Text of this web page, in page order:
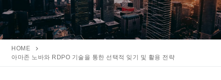
HOME
아마존 노바와 RDPO 기술을 통한 선택적 잊기 및 활용 전략